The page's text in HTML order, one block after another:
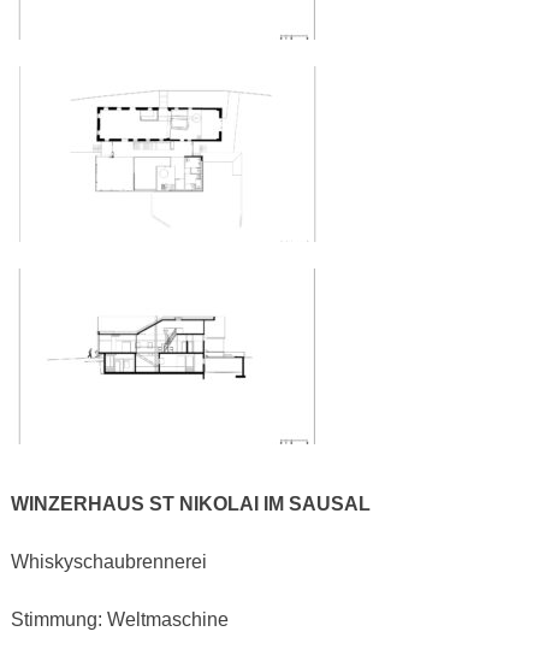
WINZERHAUS ST NIKOLAI IM SAUSAL
Whiskyschaubrennerei
Stimmung: Weltmaschine